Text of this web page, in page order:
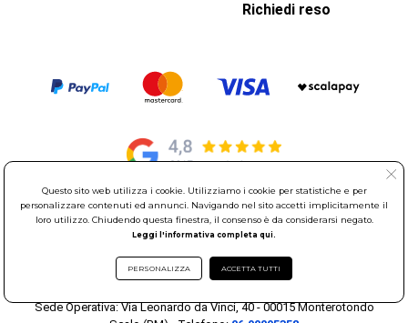
Richiedi reso
© Elettroservice Spa - Sede Legale: Via Leonardo da Vinci, 40 -
00015 Monterotondo Scalo (RM)
Partita Iva: 01586761007 - Codice Fiscale: 06634500588 Capitale
Sociale 1.600.000,00 Euro i.v. Iscritto al Registro delle Imprese di
Sede Operativa: Via Leonardo da Vinci, 40 - 00015 Monterotondo
Questo sito web utilizza i cookie. Utilizziamo i cookie per statistiche e per
personalizzare contenuti ed annunci. Navigando nel sito accetti implicitamente il
loro utilizzo. Chiudendo questa finestra, il consenso è da considerarsi negato.
Leggi l'informativa completa qui.
PERSONALIZZA ACCETTA TUTTI